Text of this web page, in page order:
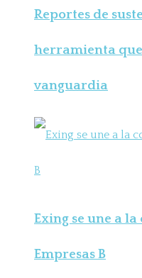
Reportes de
herramienta que
vanguardia
Exing se une a
Empresas B